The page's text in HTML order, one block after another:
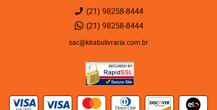
(21) 98258-8444
(21) 98258-8444
sac@kitabulivraria.com.br